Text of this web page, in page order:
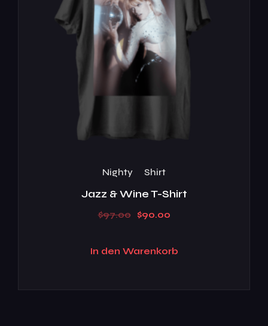
Nighty Shirt
Jazz & Wine T-Shirt
$97.00 $90.00
In den Warenkorb